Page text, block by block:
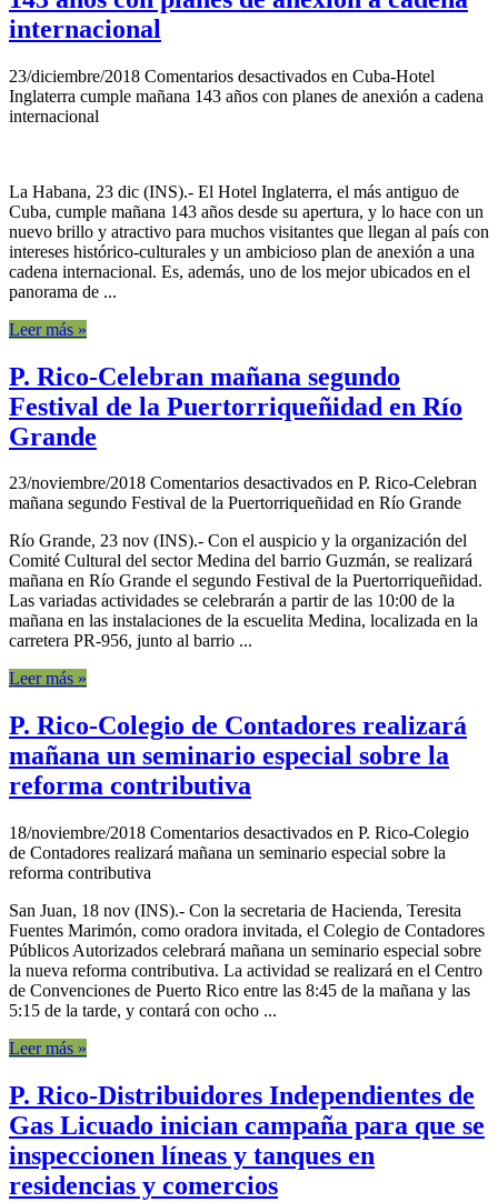
internacional
23/diciembre/2018 Comentarios desactivados en Cuba-Hotel
Inglaterra cumple mañana 143 años con planes de anexión a cadena
internacional
La Habana, 23 dic (INS).- El Hotel Inglaterra, el más antiguo de
Cuba, cumple mañana 143 años desde su apertura, y lo hace con un
nuevo brillo y atractivo para muchos visitantes que llegan al país con
intereses histórico-culturales y un ambicioso plan de anexión a una
cadena internacional. Es, además, uno de los mejor ubicados en el
panorama de ...
Leer más »
P. Rico-Celebran mañana segundo
Festival de la Puertorriqueñidad en Río
Grande
23/noviembre/2018 Comentarios desactivados en P. Rico-Celebran
mañana segundo Festival de la Puertorriqueñidad en Río Grande
Río Grande, 23 nov (INS).- Con el auspicio y la organización del
Comité Cultural del sector Medina del barrio Guzmán, se realizará
mañana en Río Grande el segundo Festival de la Puertorriqueñidad.
Las variadas actividades se celebrarán a partir de las 10:00 de la
mañana en las instalaciones de la escuelita Medina, localizada en la
carretera PR-956, junto al barrio ...
Leer más »
P. Rico-Colegio de Contadores realizará
mañana un seminario especial sobre la
reforma contributiva
18/noviembre/2018 Comentarios desactivados en P. Rico-Colegio
de Contadores realizará mañana un seminario especial sobre la
reforma contributiva
San Juan, 18 nov (INS).- Con la secretaria de Hacienda, Teresita
Fuentes Marimón, como oradora invitada, el Colegio de Contadores
Públicos Autorizados celebrará mañana un seminario especial sobre
la nueva reforma contributiva. La actividad se realizará en el Centro
de Convenciones de Puerto Rico entre las 8:45 de la mañana y las
5:15 de la tarde, y contará con ocho ...
Leer más »
P. Rico-Distribuidores Independientes de
Gas Licuado inician campaña para que se
inspeccionen líneas y tanques en
residencias y comercios